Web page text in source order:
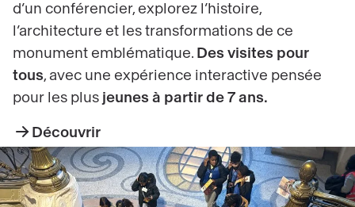
d’un conférencier, explorez l’histoire,
l’architecture et les transformations de ce
monument emblématique. Des visites pour
tous, avec une expérience interactive pensée
pour les plus jeunes à partir de 7 ans.
Découvrir